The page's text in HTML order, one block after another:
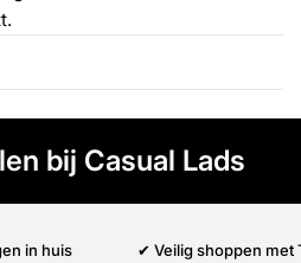
bij Casual Lads
in huis
✔ Veilig shoppen met